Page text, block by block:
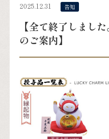
2025.12.31 告知
【全て終了しまし
のご案内】